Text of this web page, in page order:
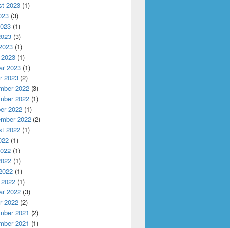
2023 (1)
(3)
(1)
(3)
(1)
(1)
2023 (1)
2023 (2)
2022 (3)
2022 (1)
2022 (1)
2022 (2)
2022 (1)
(1)
(1)
(1)
(1)
(1)
2022 (3)
2022 (2)
2021 (2)
2021 (1)